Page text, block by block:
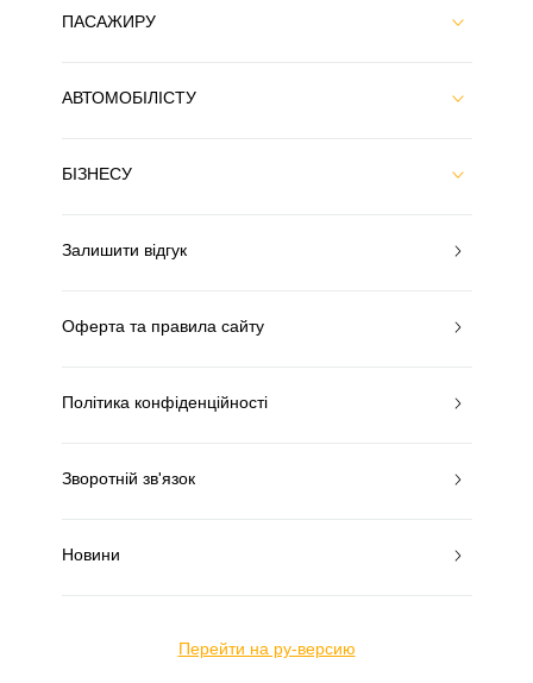
ПАСАЖИРУ
АВТОМОБІЛІСТУ
БІЗНЕСУ
Залишити відгук
Оферта та правила сайту
Політика конфіденційності
Зворотній зв'язок
Новини
Перейти на ру-версию